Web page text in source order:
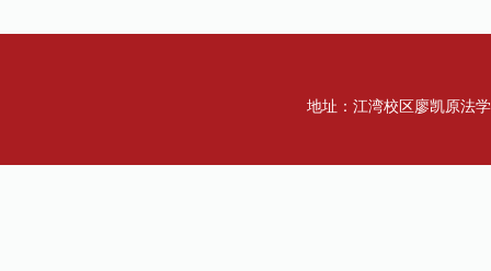
地址：江湾校区廖凯原